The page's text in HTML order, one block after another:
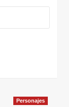
Personajes